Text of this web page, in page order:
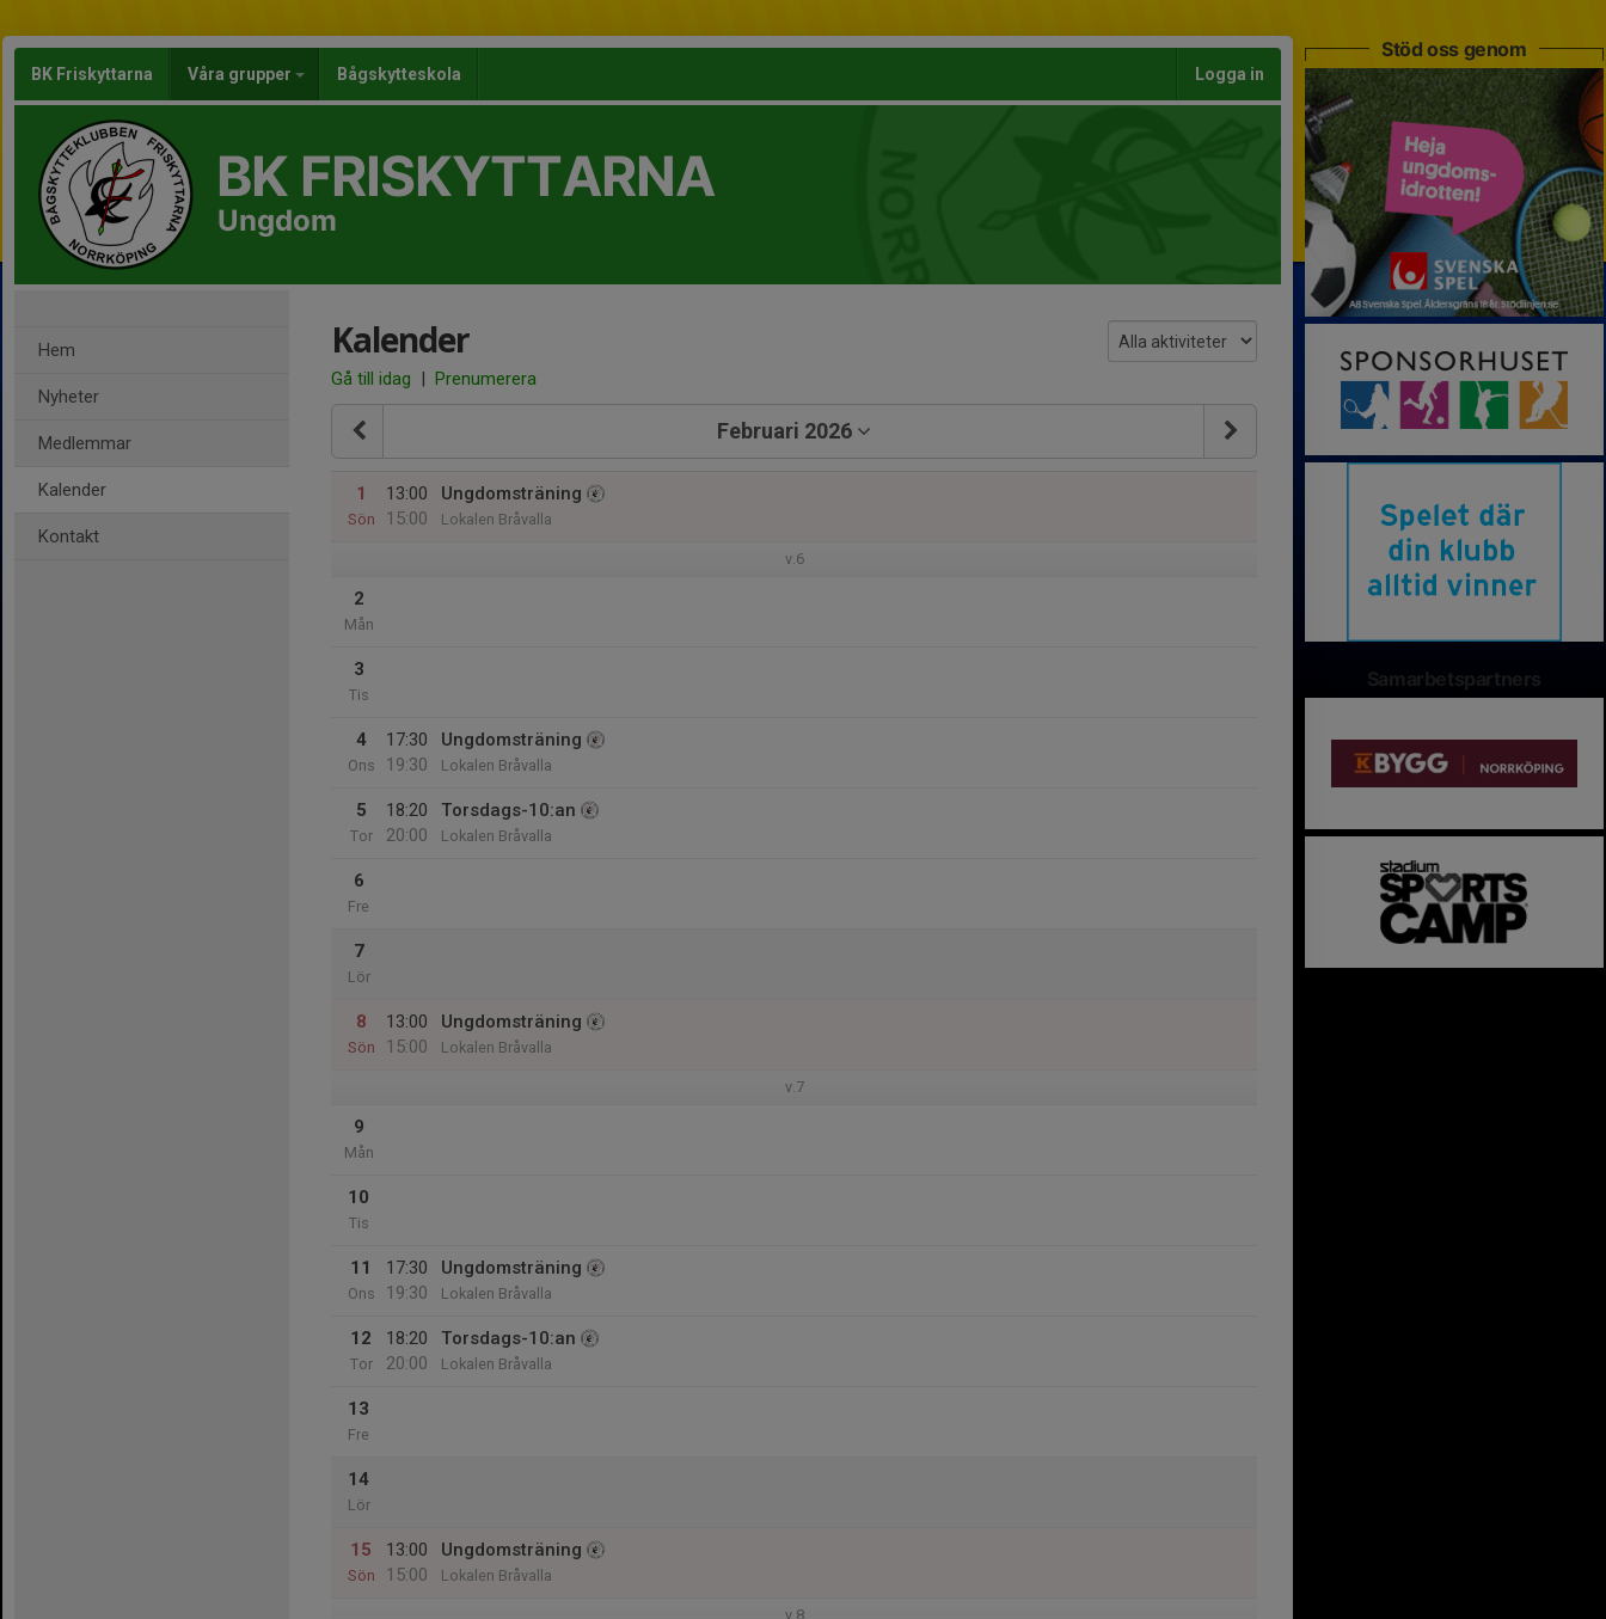
BK Friskyttarna Våra grupper Bågskytteskola Logga in
BK FRISKYTTARNA
Ungdom
Hem
Nyheter
Medlemmar
Kalender
Kontakt
Kalender
Gå till idag | Prenumerera
Februari 2026
1
Sön
13:00
15:00
Ungdomsträning
Lokalen Bråvalla
v.6
2
Mån
3
Tis
4
Ons
17:30
19:30
Ungdomsträning
Lokalen Bråvalla
5
Tor
18:20
20:00
Torsdags-10:an
Lokalen Bråvalla
6
Fre
7
Lör
8
Sön
13:00
15:00
Ungdomsträning
Lokalen Bråvalla
v.7
9
Mån
10
Tis
11
Ons
17:30
19:30
Ungdomsträning
Lokalen Bråvalla
12
Tor
18:20
20:00
Torsdags-10:an
Lokalen Bråvalla
13
Fre
14
Lör
15
Sön
13:00
15:00
Ungdomsträning
Lokalen Bråvalla
v.8
Stöd oss genom
Samarbetspartners